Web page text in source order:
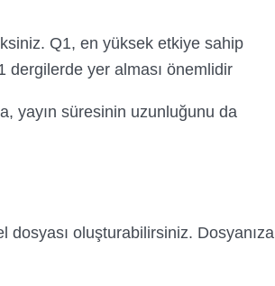
Q1, en yüksek etkiye sahip
dergilerde yer alması önemlidir.
yayın süresinin uzunluğunu da
oluşturabilirsiniz. Dosyanıza